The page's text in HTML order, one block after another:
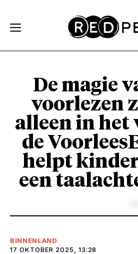
De magie
voorlezen
alleen in het
de
helpt
een
BINNENLAND
17 OKTOBER 2025, 13:28